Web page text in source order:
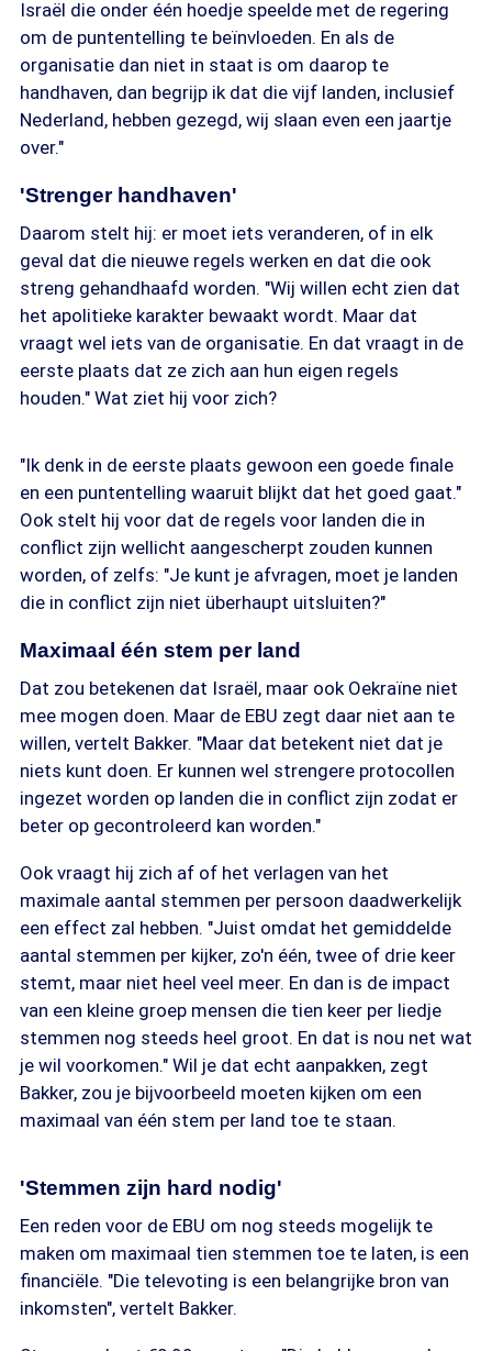
Israël die onder één hoedje speelde met de regering
om de puntentelling te beïnvloeden. En als de
organisatie dan niet in staat is om daarop te
handhaven, dan begrijp ik dat die vijf landen, inclusief
Nederland, hebben gezegd, wij slaan even een jaartje
over."
'Strenger handhaven'
Daarom stelt hij: er moet iets veranderen, of in elk
geval dat die nieuwe regels werken en dat die ook
streng gehandhaafd worden. "Wij willen echt zien dat
het apolitieke karakter bewaakt wordt. Maar dat
vraagt wel iets van de organisatie. En dat vraagt in de
eerste plaats dat ze zich aan hun eigen regels
houden." Wat ziet hij voor zich?
"Ik denk in de eerste plaats gewoon een goede finale
en een puntentelling waaruit blijkt dat het goed gaat."
Ook stelt hij voor dat de regels voor landen die in
conflict zijn wellicht aangescherpt zouden kunnen
worden, of zelfs: "Je kunt je afvragen, moet je landen
die in conflict zijn niet überhaupt uitsluiten?"
Maximaal één stem per land
Dat zou betekenen dat Israël, maar ook Oekraïne niet
mee mogen doen. Maar de EBU zegt daar niet aan te
willen, vertelt Bakker. "Maar dat betekent niet dat je
niets kunt doen. Er kunnen wel strengere protocollen
ingezet worden op landen die in conflict zijn zodat er
beter op gecontroleerd kan worden."
Ook vraagt hij zich af of het verlagen van het
maximale aantal stemmen per persoon daadwerkelijk
een effect zal hebben. "Juist omdat het gemiddelde
aantal stemmen per kijker, zo'n één, twee of drie keer
stemt, maar niet heel veel meer. En dan is de impact
van een kleine groep mensen die tien keer per liedje
stemmen nog steeds heel groot. En dat is nou net wat
je wil voorkomen." Wil je dat echt aanpakken, zegt
Bakker, zou je bijvoorbeeld moeten kijken om een
maximaal van één stem per land toe te staan.
'Stemmen zijn hard nodig'
Een reden voor de EBU om nog steeds mogelijk te
maken om maximaal tien stemmen toe te laten, is een
financiële. "Die televoting is een belangrijke bron van
inkomsten", vertelt Bakker.